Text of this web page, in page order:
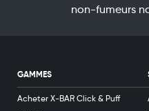
non-fumeurs
GAMMES
Acheter X-BAR Click & Puff